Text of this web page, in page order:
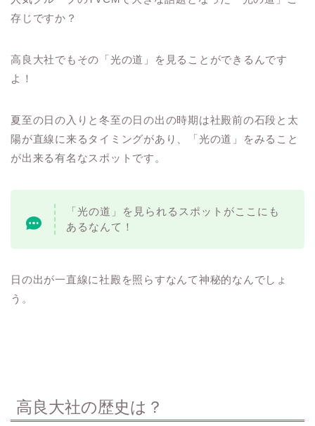
存じですか？
高良大社でもその「光の道」を見ることができるんです
よ！
夏至の日の入りと冬至の日の出の時期は社殿前の石段と太
陽が直線に来るタイミングがあり、「光の道」をみること
が出来る有名なスポットです。
「光の道」を見られるスポットがここにも
あるなんて！
日の出が一直線に社殿を照らすなんて神秘的なんでしょ
う。
高良大社の歴史は？